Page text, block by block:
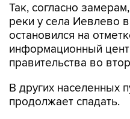
Так, согласно
реки у села Иевлево
остановился на
информационный
правительства во
В других населенных
продолжает спадать.